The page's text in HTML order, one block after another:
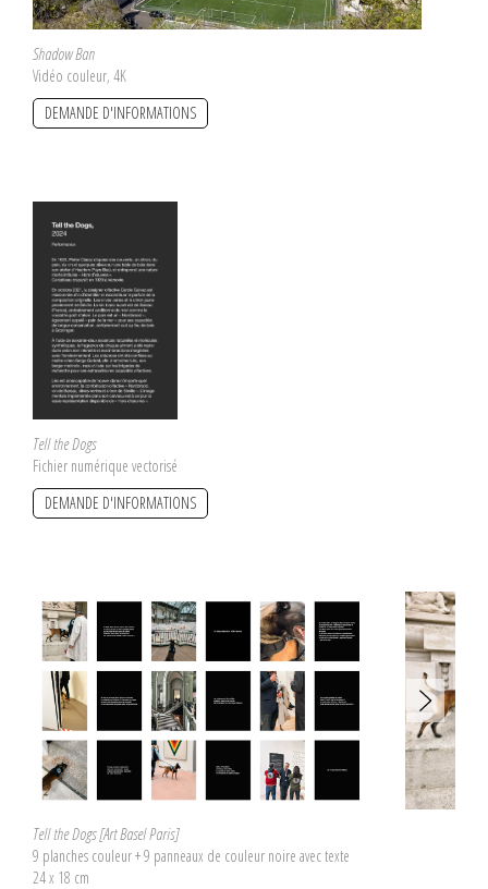
Shadow Ban
Vidéo couleur, 4K
DEMANDE D'INFORMATIONS
Tell the Dogs
Fichier numérique vectorisé
DEMANDE D'INFORMATIONS
Tell the Dogs [Art Basel Paris]
9 planches couleur + 9 panneaux de couleur noire avec texte
24 x 18 cm